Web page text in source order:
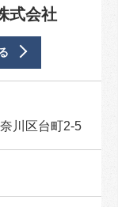
式会社
川区台町2-5